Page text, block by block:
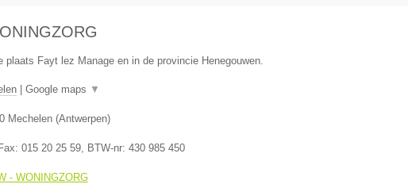
plaats Fayt lez Manage en in de provincie Henegouwen.
| Google maps ▼
Mechelen(Antwerpen)
015 20 25 59, BTW-nr: 430 985 450
- WONINGZORG